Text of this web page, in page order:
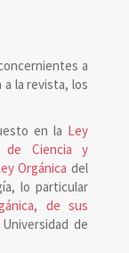
a
la revista, los
en la Ley
de Ciencia y
Orgánica del
lo particular
de sus
de